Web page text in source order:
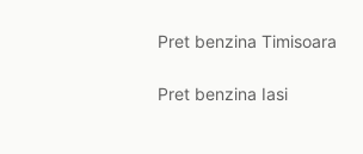
Pret benzina Timisoara
Pret benzina Iasi